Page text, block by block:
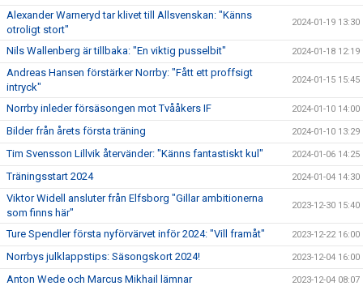
Alexander Warneryd tar klivet till Allsvenskan: "Känns
otroligt stort"
2024-01-19 13:30
Nils Wallenberg är tillbaka: "En viktig pusselbit" 2024-01-18 12:19
Andreas Hansen förstärker Norrby: "Fått ett proffsigt
intryck"
2024-01-15 15:45
Norrby inleder försäsongen mot Tvååkers IF 2024-01-10 14:00
Bilder från årets första träning 2024-01-10 13:29
Tim Svensson Lillvik återvänder: "Känns fantastiskt kul" 2024-01-06 14:25
Träningsstart 2024 2024-01-04 14:30
Viktor Widell ansluter från Elfsborg "Gillar ambitionerna
som finns här"
2023-12-30 15:40
Ture Spendler första nyförvärvet inför 2024: "Vill framåt" 2023-12-22 16:00
Norrbys julklappstips: Säsongskort 2024! 2023-12-04 16:00
Anton Wede och Marcus Mikhail lämnar 2023-12-04 08:07